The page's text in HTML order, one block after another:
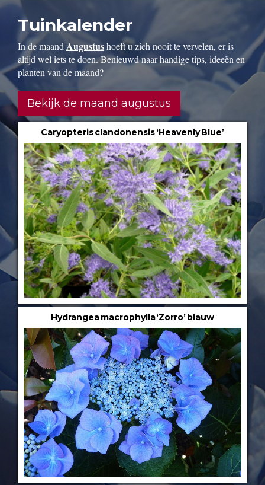
Tuinkalender
In de maand Augustushoeft u zich nooit te vervelen, er is
altijd wel iets te doen. Benieuwd naar handige tips, ideeën en
planten van de maand?
Bekijk de maand augustus
Caryopteris clandonensis ‘Heavenly Blue’
Hydrangea macrophylla ‘Zorro’ blauw